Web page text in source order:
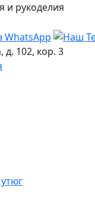
и рукоделия
д. 102, кор. 3